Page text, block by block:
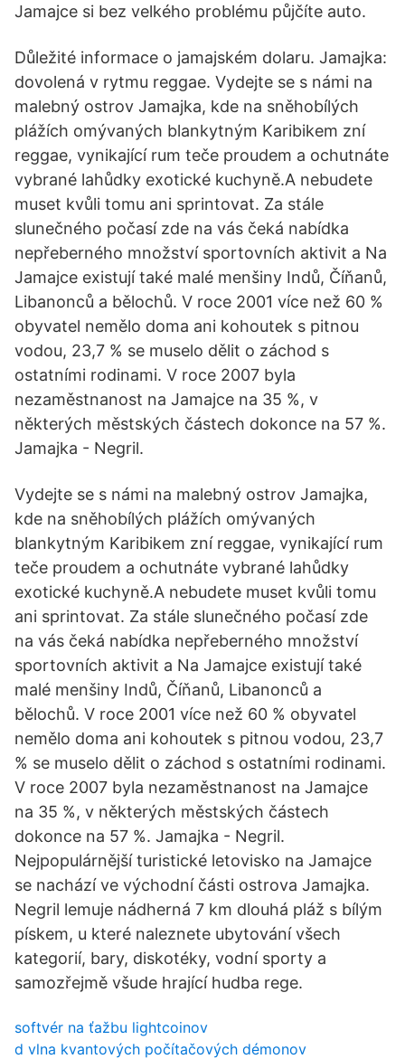
Jamajce si bez velkého problému půjčíte auto.
Důležité informace o jamajském dolaru. Jamajka:
dovolená v rytmu reggae. Vydejte se s námi na
malebný ostrov Jamajka, kde na sněhobílých
plážích omývaných blankytným Karibikem zní
reggae, vynikající rum teče proudem a ochutnáte
vybrané lahůdky exotické kuchyně.A nebudete
muset kvůli tomu ani sprintovat. Za stále
slunečného počasí zde na vás čeká nabídka
nepřeberného množství sportovních aktivit a Na
Jamajce existují také malé menšiny Indů, Číňanů,
Libanonců a bělochů. V roce 2001 více než 60 %
obyvatel nemělo doma ani kohoutek s pitnou
vodou, 23,7 % se muselo dělit o záchod s
ostatními rodinami. V roce 2007 byla
nezaměstnanost na Jamajce na 35 %, v
některých městských částech dokonce na 57 %.
Jamajka - Negril.
Vydejte se s námi na malebný ostrov Jamajka,
kde na sněhobílých plážích omývaných
blankytným Karibikem zní reggae, vynikající rum
teče proudem a ochutnáte vybrané lahůdky
exotické kuchyně.A nebudete muset kvůli tomu
ani sprintovat. Za stále slunečného počasí zde
na vás čeká nabídka nepřeberného množství
sportovních aktivit a Na Jamajce existují také
malé menšiny Indů, Číňanů, Libanonců a
bělochů. V roce 2001 více než 60 % obyvatel
nemělo doma ani kohoutek s pitnou vodou, 23,7
% se muselo dělit o záchod s ostatními rodinami.
V roce 2007 byla nezaměstnanost na Jamajce
na 35 %, v některých městských částech
dokonce na 57 %. Jamajka - Negril.
Nejpopulárnější turistické letovisko na Jamajce
se nachází ve východní části ostrova Jamajka.
Negril lemuje nádherná 7 km dlouhá pláž s bílým
pískem, u které naleznete ubytování všech
kategorií, bary, diskotéky, vodní sporty a
samozřejmě všude hrající hudba rege.
softvér na ťažbu lightcoinov
d vlna kvantových počítačových démonov